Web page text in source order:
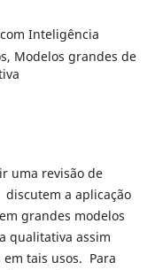
Inteligência
Modelos grandes de
uma revisão de
a aplicação
grandes modelos
qualitativa assim
em tais usos. Para